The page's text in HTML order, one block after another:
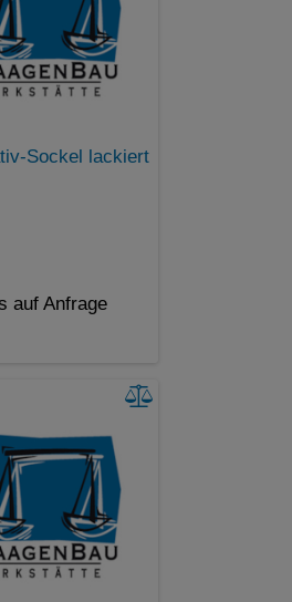
Sockel lackiert
auf Anfrage